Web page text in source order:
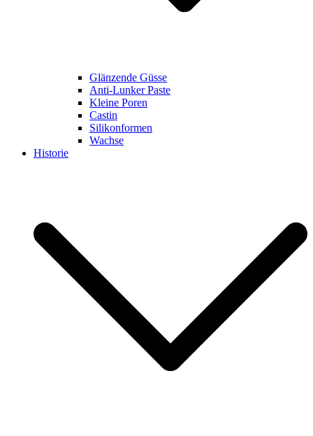
Glänzende Güsse
Anti-Lunker Paste
Kleine Poren
Castin
Silikonformen
Wachse
Historie